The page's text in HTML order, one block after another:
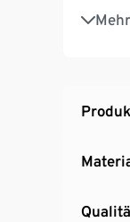
Mit